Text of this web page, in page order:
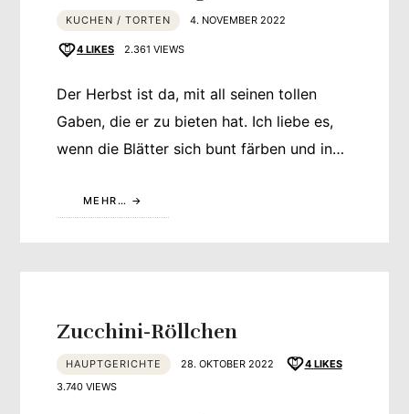
KUCHEN / TORTEN 4. NOVEMBER 2022
4 LIKES 2.361 VIEWS
Der Herbst ist da, mit all seinen tollen
Gaben, die er zu bieten hat. Ich liebe es,
wenn die Blätter sich bunt färben und in…
MEHR…
Zucchini-Röllchen
HAUPTGERICHTE 28. OKTOBER 2022 4 LIKES
3.740 VIEWS